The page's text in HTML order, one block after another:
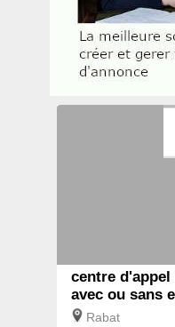
centre
avec ou sans
Rabat